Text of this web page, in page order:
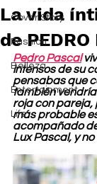
Cover Story
Fashion
Belleza
Entertainment
Life
La vida
de PEDRO
Pedro Pascal
intensos de su
pensabas que
también
roja con pareja,
más probable
acompañado
Lux Pascal, y